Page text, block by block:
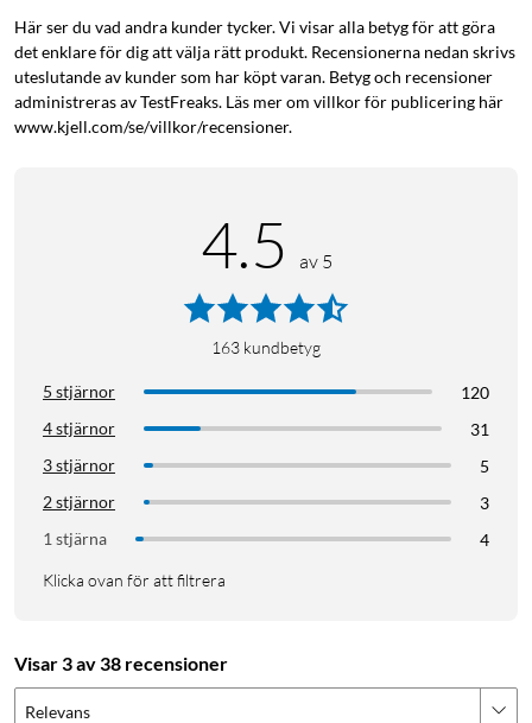
Här ser du vad andra kunder tycker. Vi visar alla betyg för att göra
det enklare för dig att välja rätt produkt. Recensionerna nedan skrivs
uteslutande av kunder som har köpt varan. Betyg och recensioner
administreras av TestFreaks. Läs mer om villkor för publicering här
www.kjell.com/se/villkor/recensioner.
4.5 av 5
163 kundbetyg
5 stjärnor
120
4 stjärnor
31
3 stjärnor
5
2 stjärnor
3
1 stjärna
4
Klicka ovan för att filtrera
Visar 3 av 38 recensioner
Relevans